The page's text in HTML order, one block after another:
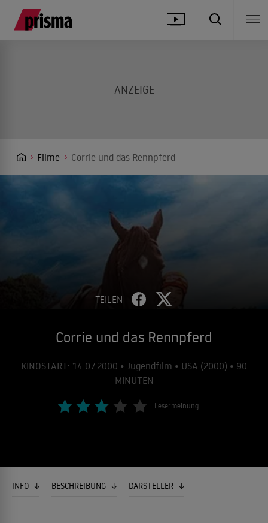
Filme Corrie und das Rennpferd
TEILEN
Corrie und das Rennpferd
KINOSTART: 14.07.2000 • Jugendfilm • USA (2000) • 90
MINUTEN
Lesermeinung
INFO BESCHREIBUNG DARSTELLER